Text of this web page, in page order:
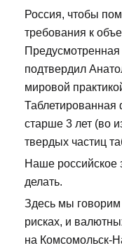
Россия, чтобы
требования к
Предусмотренная
подтвердил
мировой
Таблетированная
старше 3 лет (во
твердых частиц
Наше российское
делать.
Здесь мы
рисках, и
на Комсомольск-